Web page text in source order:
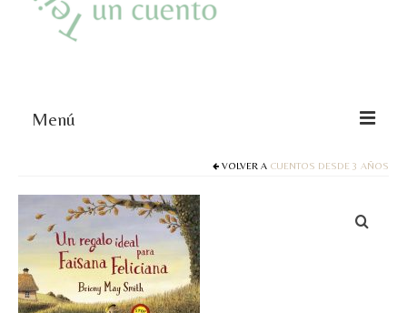
Menú
Juegos y puzles
Materiales de juego
Artesanía Waldorf
VOLVER A CUENTOS DESDE 3 AÑOS